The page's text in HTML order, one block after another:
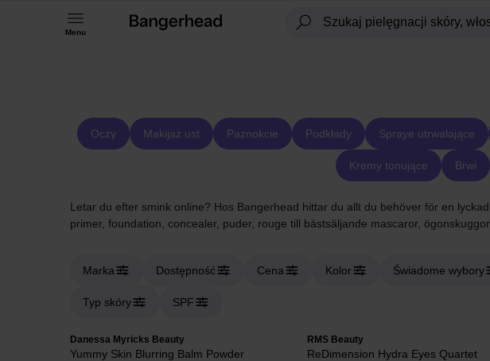
Menu
Oczy Makijaż ust Paznokcie Podkłady Spraye utrwalające
Kremy tonujące Brwi
Letar du efter smink online? Hos Bangerhead hittar du allt du behöver för en
primer, foundation, concealer, puder, rouge till bästsäljande mascaror,
Marka Dostępność Cena Kolor Świadome wybory
Typ skóry SPF
Danessa Myricks Beauty
Yummy Skin Blurring Balm Powder
RMS Beauty
ReDimension Hydra Eyes Quartet